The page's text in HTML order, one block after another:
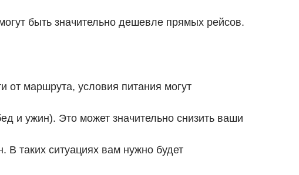
быть значительно дешевле прямых рейсов.
от маршрута, условия питания могут
и ужин). Это может значительно снизить ваши
В таких ситуациях вам нужно будет